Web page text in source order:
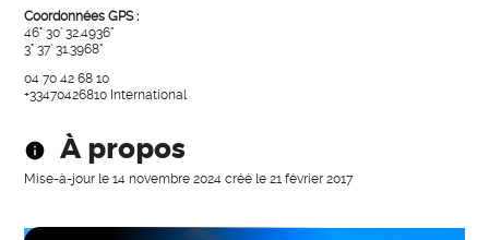
Coordonnées GPS :
46° 30' 32.4936"
3° 37' 31.3968"
04 70 42 68 10
+33470426810 International
À propos
Mise-à-jour le14 novembre 2024 créé le21 février 2017